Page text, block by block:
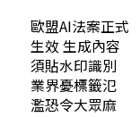
歐盟AI法案正式
生效 生成內容
須貼水印識別
業界憂標籤氾
濫恐令大眾麻